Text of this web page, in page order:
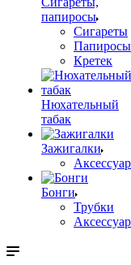
папиросы
Сигареты
Папиросы
Кретек
Нюхательный
табак
Зажигалки
Бонги
Трубки